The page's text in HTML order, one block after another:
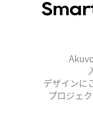
デザインに
プロジェ